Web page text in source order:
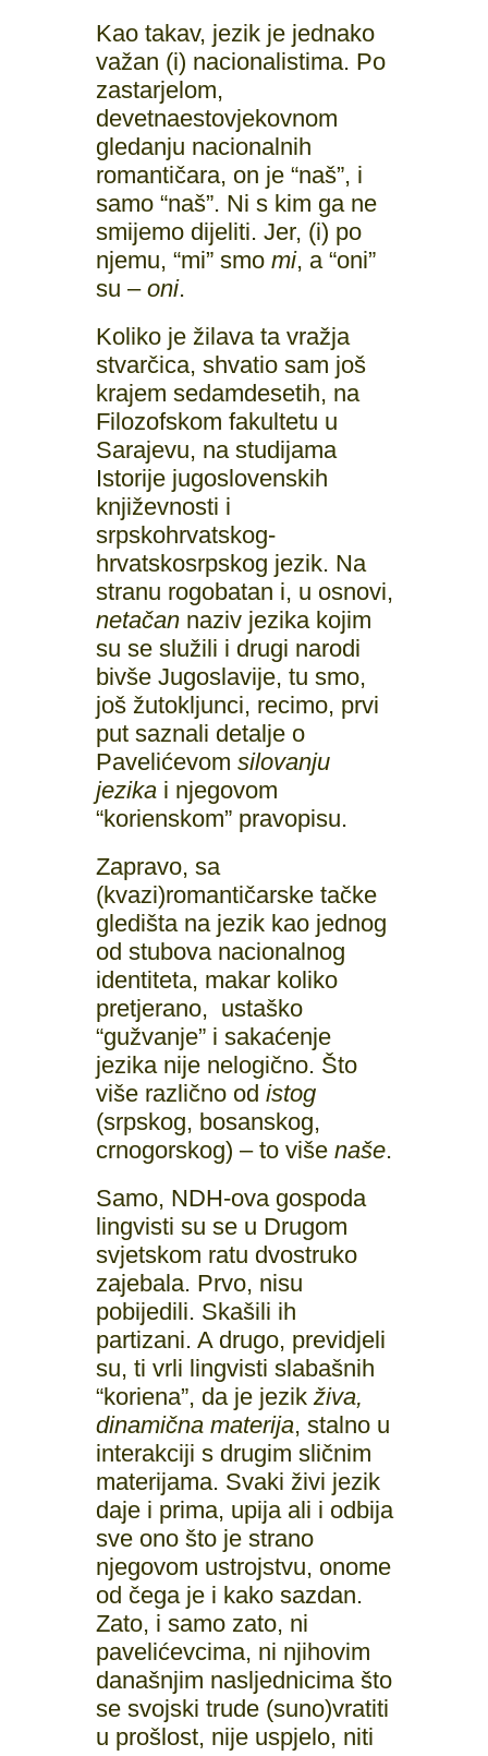
Kao takav, jezik je jednako
važan (i) nacionalistima. Po
zastarjelom,
devetnaestovjekovnom
gledanju nacionalnih
romantičara, on je “naš”, i
samo “naš”. Ni s kim ga ne
smijemo dijeliti. Jer, (i) po
njemu, “mi” smo mi, a “oni”
su – oni.
Koliko je žilava ta vražja
stvarčica, shvatio sam još
krajem sedamdesetih, na
Filozofskom fakultetu u
Sarajevu, na studijama
Istorije jugoslovenskih
književnosti i
srpskohrvatskog-
hrvatskosrpskog jezik. Na
stranu rogobatan i, u osnovi,
netačannaziv jezika kojim
su se služili i drugi narodi
bivše Jugoslavije, tu smo,
još žutokljunci, recimo, prvi
put saznali detalje o
Pavelićevom silovanju
jezikai njegovom
“korienskom” pravopisu.
Zapravo, sa
(kvazi)romantičarske tačke
gledišta na jezik kao jednog
od stubova nacionalnog
identiteta, makar koliko
pretjerano, ustaško
“gužvanje” i sakaćenje
jezika nije nelogično. Što
više različno od istog
(srpskog, bosanskog,
crnogorskog) – to višenaše.
Samo, NDH-ova gospoda
lingvisti su se u Drugom
svjetskom ratu dvostruko
zajebala. Prvo, nisu
pobijedili. Skašili ih
partizani. A drugo, previdjeli
su, ti vrli lingvisti slabašnih
“koriena”, da je jezikživa,
dinamična materija, stalno u
interakciji s drugim sličnim
materijama. Svaki živi jezik
daje i prima, upija ali i odbija
sve ono što je strano
njegovom ustrojstvu, onome
od čega je i kako sazdan.
Zato, i samo zato, ni
pavelićevcima, ni njihovim
današnjim nasljednicima što
se svojski trude (suno)vratiti
u prošlost, nije uspjelo, niti